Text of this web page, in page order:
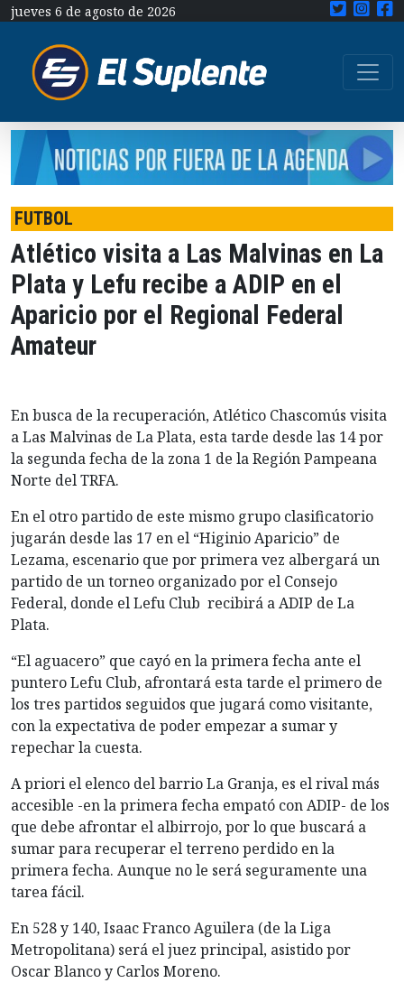
jueves 6 de agosto de 2026
FUTBOL
Atlético visita a Las Malvinas en La
Plata y Lefu recibe a ADIP en el
Aparicio por el Regional Federal
Amateur
En busca de la recuperación, Atlético Chascomús visita
a Las Malvinas de La Plata, esta tarde desde las 14 por
la segunda fecha de la zona 1 de la Región Pampeana
Norte del TRFA.
En el otro partido de este mismo grupo clasificatorio
jugarán desde las 17 en el “Higinio Aparicio” de
Lezama, escenario que por primera vez albergará un
partido de un torneo organizado por el Consejo
Federal, donde el Lefu Club recibirá a ADIP de La
Plata.
“El aguacero” que cayó en la primera fecha ante el
puntero Lefu Club, afrontará esta tarde el primero de
los tres partidos seguidos que jugará como visitante,
con la expectativa de poder empezar a sumar y
repechar la cuesta.
A priori el elenco del barrio La Granja, es el rival más
accesible -en la primera fecha empató con ADIP- de los
que debe afrontar el albirrojo, por lo que buscará a
sumar para recuperar el terreno perdido en la
primera fecha. Aunque no le será seguramente una
tarea fácil.
En 528 y 140, Isaac Franco Aguilera (de la Liga
Metropolitana) será el juez principal, asistido por
Oscar Blanco y Carlos Moreno.